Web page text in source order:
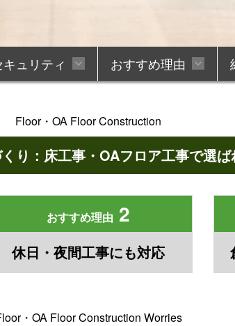
TOPページ
フィス家具販売
床工事・OAフロア
インド・窓まわり
ジタルサイネージ 合鍵作成
キュリティ
防犯カメラ・監視カメラ 耐火金庫
おすすめ理由
キュリティも対応
休日夜間でも対応
有力家具メー
ちいさなこと
Floor・OA Floor Construction
り：床工事・OAフロア工事で選ば
おすすめ理由 2
休日・夜間工事にも対応
・OA Floor Construction Worries